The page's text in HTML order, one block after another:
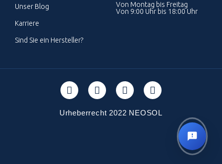
Unser Blog
Karriere
Sind Sie ein Hersteller?
Von Montag bis Freitag
Von 9:00 Uhr bis 18:00 Uhr
Urheberrecht 2022 NEOSOL